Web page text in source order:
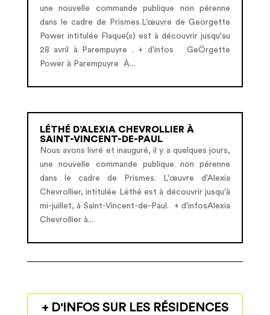
une nouvelle commande publique non pérenne
dans le cadre de Prismes.L’œuvre de Geörgette
Power intitulée Flaque(s) est à découvrir jusqu'au
28 avril à Parempuyre . + d'infos GeÖrgette
Power à Parempuyre À...
LÉTHÉ D’ALEXIA CHEVROLLIER À
SAINT-VINCENT-DE-PAUL
Nous avons livré et inauguré, il y a quelques jours,
une nouvelle commande publique non pérenne
dans le cadre de Prismes. L'œuvre d'Alexia
Chevrollier, intitulée Léthé est à découvrir jusqu'à
mi-juillet, à Saint-Vincent-de-Paul. + d'infosAlexia
Chevrollier à...
+ D'INFOS SUR LES RÉSIDENCES